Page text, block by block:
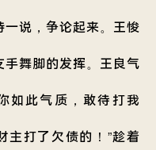
说，争论起来。王悛
舞脚的发挥。王良气
如此气质，敢待打我
主打了欠债的！”趁着